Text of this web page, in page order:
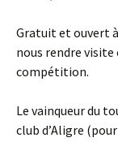
Gratuit et ouvert à
nous rendre visite
compétition.
Le vainqueur du
club d’Aligre